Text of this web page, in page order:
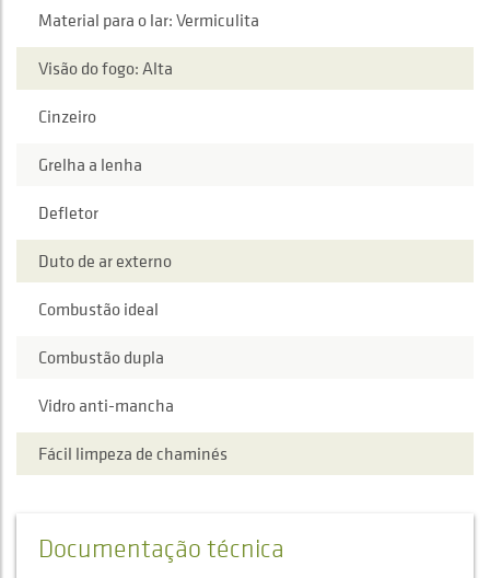
Material para o lar: Vermiculita
Visão do fogo: Alta
Cinzeiro
Grelha a lenha
Defletor
Duto de ar externo
Combustão ideal
Combustão dupla
Vidro anti-mancha
Fácil limpeza de chaminés
Documentação técnica